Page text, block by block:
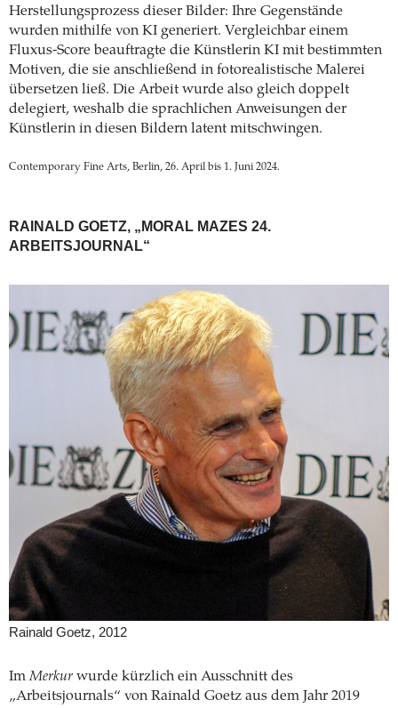
Herstellungsprozess dieser Bilder: Ihre Gegenstände
wurden mithilfe von KI generiert. Vergleichbar einem
Fluxus-Score beauftragte die Künstlerin KI mit bestimmten
Motiven, die sie anschließend in fotorealistische Malerei
übersetzen ließ. Die Arbeit wurde also gleich doppelt
delegiert, weshalb die sprachlichen Anweisungen der
Künstlerin in diesen Bildern latent mitschwingen.
Contemporary Fine Arts, Berlin, 26. April bis 1. Juni 2024.
RAINALD GOETZ, „MORAL MAZES 24.
ARBEITSJOURNAL“
Rainald Goetz, 2012
ImMerkur wurde kürzlich ein Ausschnitt des
„Arbeitsjournals“ von Rainald Goetz aus dem Jahr 2019